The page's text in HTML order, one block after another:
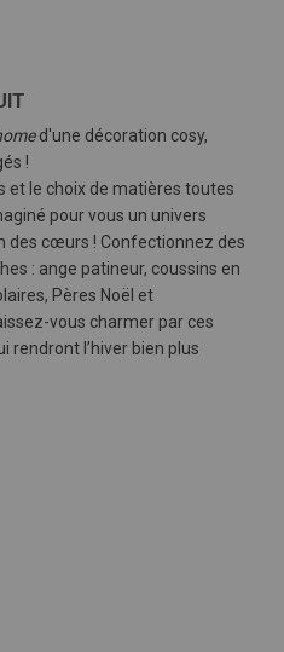
d'une décoration cosy,
!
et le choix de matières toutes
pour vous un univers
des cœurs ! Confectionnez des
: ange patineur, coussins en
Pères Noël et
vous charmer par ces
rendront l’hiver bien plus